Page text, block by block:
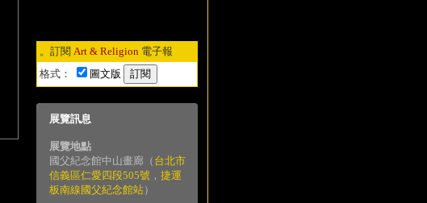
。訂閱 Art & Religion 電子報
格式：
圖文版
展覽訊息
展覽地點
國父紀念館中山畫廊（ 台北市
信義區仁愛四段505號， 捷運
板南線國父紀念館站）